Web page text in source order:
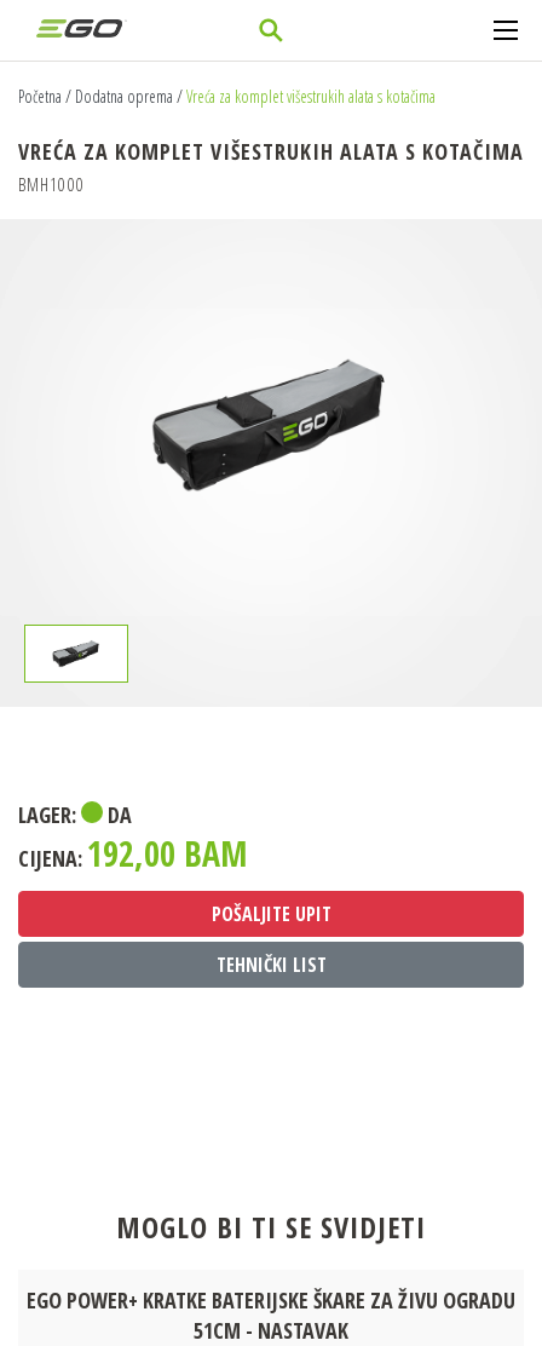
Početna / Dodatna oprema /Vreća za komplet višestrukih alata s kotačima
VREĆA ZA KOMPLET VIŠESTRUKIH ALATA S KOTAČIMA
BMH1000
LAGER:
DA
CIJENA: 192,00 BAM
POŠALJITE UPIT
TEHNIČKI LIST
MOGLO BI TI SE SVIDJETI
EGO POWER+ KRATKE BATERIJSKE ŠKARE ZA ŽIVU OGRADU
51CM - NASTAVAK